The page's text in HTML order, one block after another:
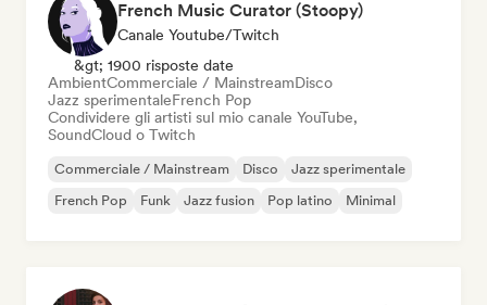
French Music Curator (Stoopy)
Canale Youtube/Twitch
&gt; 1900 risposte date
AmbientCommerciale / MainstreamDisco
Jazz sperimentaleFrench Pop
Condividere gli artisti sul mio canale YouTube,
SoundCloud o Twitch
Commerciale / Mainstream Disco
Jazz sperimentale
French Pop
Funk Jazz fusion Pop latino Minimal